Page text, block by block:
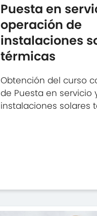
Puesta en
operación de
instalaciones
térmicas
Obtención del curso
de Puesta en servicio
instalaciones solares